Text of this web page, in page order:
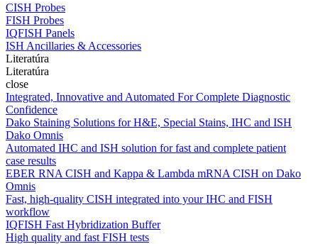
CISH Probes
FISH Probes
IQFISH Panels
ISH Ancillaries & Accessories
Literatúra
Literatúra
close
Integrated, Innovative and Automated For Complete Diagnostic
Confidence
Dako Staining Solutions for H&E, Special Stains, IHC and ISH
Dako Omnis
Automated IHC and ISH solution for fast and complete patient
case results
EBER RNA CISH and Kappa & Lambda mRNA CISH on Dako
Omnis
Fast, high-quality CISH integrated into your IHC and FISH
workflow
IQFISH Fast Hybridization Buffer
High quality and fast FISH tests